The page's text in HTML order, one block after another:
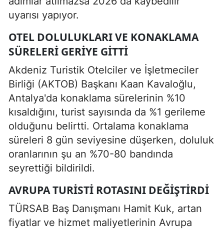
uyarısı yapıyor.
OTEL DOLULUKLARI VE KONAKLAMA
SÜRELERI GERIYE GITTI
Akdeniz Turistik Otelciler ve İşletmeciler
Birliği (AKTOB) Başkanı Kaan Kavaloğlu,
Antalya'da konaklama sürelerinin %10
kısaldığını, turist sayısında da %1 gerileme
olduğunu belirtti. Ortalama konaklama
süreleri 8 gün seviyesine düşerken, doluluk
oranlarının şu an %70-80 bandında
seyrettiği bildirildi.
AVRUPA TURISTI ROTASINI DEĞIŞTIRDI
TÜRSAB Baş Danışmanı Hamit Kuk, artan
fiyatlar ve hizmet maliyetlerinin Avrupa